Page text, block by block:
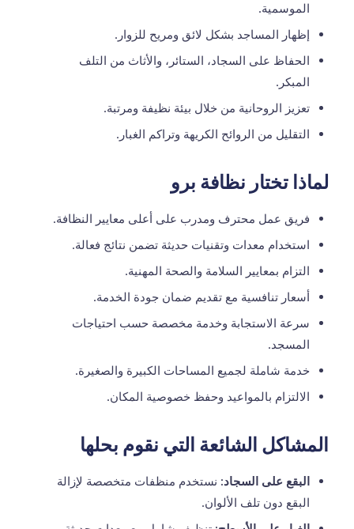
الموسمية.
إظهار المساجد بشكل لائق ومريح للزوار.
الحفاظ على السجاد، الستائر، والأثاث من التلف
المبكر.
تعزيز الروحانية من خلال بيئة نظيفة ومرتبة.
التقليل من الروائح الكريهة وتراكم الغبار.
لماذا تختار نظافة برو
فريق عمل محترف ومدرب على أعلى معايير النظافة.
استخدام معدات وتقنيات حديثة تضمن نتائج فعالة.
التزام بمعايير السلامة والصحة المهنية.
أسعار تنافسية مع تقديم ضمان جودة الخدمة.
سرعة الاستجابة وخدمة مخصصة حسب احتياجات
المسجد.
خدمة شاملة لجميع المساحات الكبيرة والصغيرة.
الالتزام بالمواعيد وحفظ خصوصية المكان.
المشاكل الشائعة التي نقوم بحلها
البقع على السجاد: نستخدم منظفات متخصصة لإزالة
البقع دون تلف الألوان.